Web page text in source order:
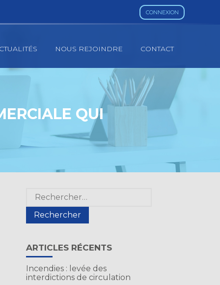
CONNEXION
NOUS REJOINDRE CONTACT
QUI
Blog
sidebar
Rechercher :
ARTICLES RÉCENTS
Incendies : levée des
interdictions de circulation